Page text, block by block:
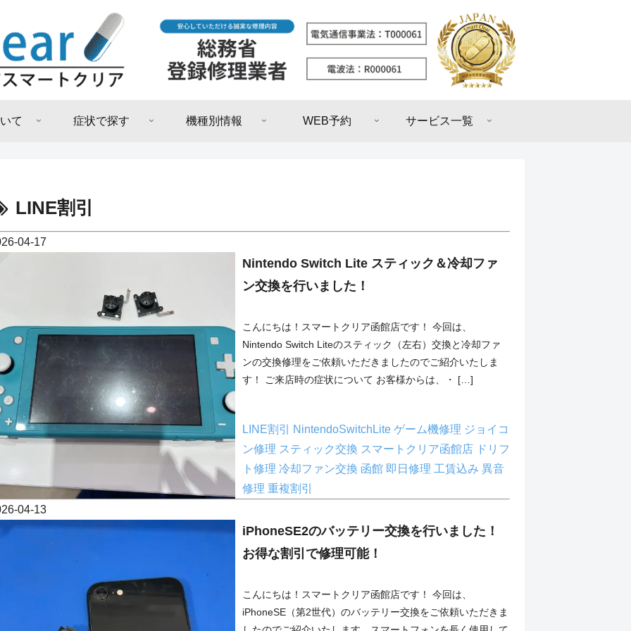
て 症状で探す 機種別情報 WEB予約 サービス一覧
LINE割引
04-17
Nintendo Switch Lite スティック＆冷却ファ
ン交換を行いました！
こんにちは！スマートクリア函館店です！ 今回は、
Nintendo Switch Liteのスティック（左右）交換と冷却ファ
ンの交換修理をご依頼いただきましたのでご紹介いたしま
す！ ご来店時の症状について お客様からは、・ […]
LINE割引 NintendoSwitchLite ゲーム機修理 ジョイコ
ン修理 スティック交換 スマートクリア函館店 ドリフ
ト修理 冷却ファン交換 函館 即日修理 工賃込み 異音
修理 重複割引
04-13
iPhoneSE2のバッテリー交換を行いました！
お得な割引で修理可能！
こんにちは！スマートクリア函館店です！ 今回は、
iPhoneSE（第2世代）のバッテリー交換をご依頼いただきま